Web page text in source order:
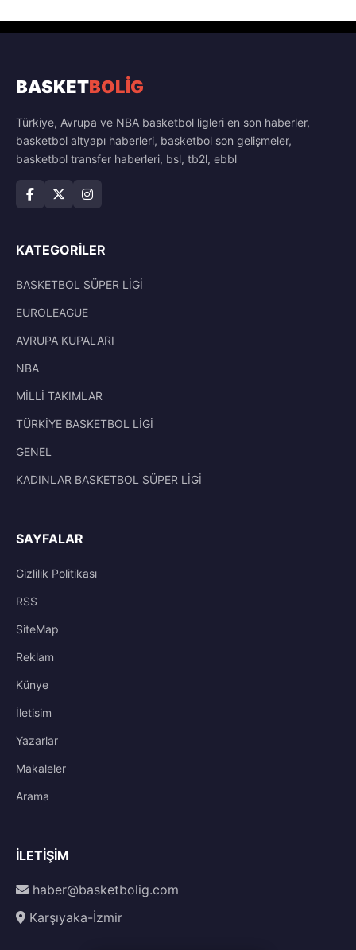
BASKETBOLİG
Türkiye, Avrupa ve NBA basketbol ligleri en son haberler,
basketbol altyapı haberleri, basketbol son gelişmeler,
basketbol transfer haberleri, bsl, tb2l, ebbl
KATEGORILER
BASKETBOL SÜPER LİGİ
EUROLEAGUE
AVRUPA KUPALARI
NBA
MİLLİ TAKIMLAR
TÜRKİYE BASKETBOL LİGİ
GENEL
KADINLAR BASKETBOL SÜPER LİGİ
SAYFALAR
Gizlilik Politikası
RSS
SiteMap
Reklam
Künye
İletisim
Yazarlar
Makaleler
Arama
İLETIŞIM
haber@basketbolig.com
Karşıyaka-İzmir